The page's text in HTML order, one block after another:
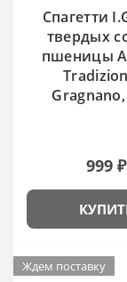
Спагетти
твердых
пшеницы
Gragnano,
999 ₽
Ждем поставку